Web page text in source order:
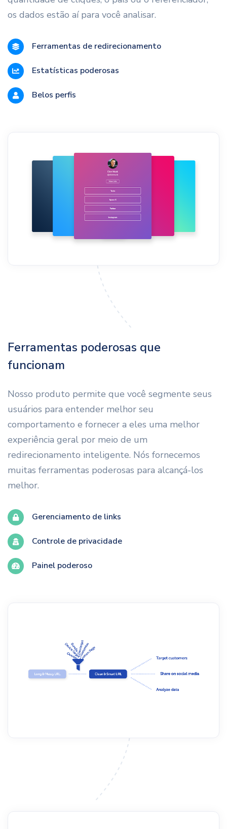
os dados estão aí para você analisar.
Ferramentas de redirecionamento
Estatísticas poderosas
Belos perfis
Ferramentas poderosas que
funcionam
Nosso produto permite que você segmente seus
usuários para entender melhor seu
comportamento e fornecer a eles uma melhor
experiência geral por meio de um
redirecionamento inteligente. Nós fornecemos
muitas ferramentas poderosas para alcançá-los
melhor.
Gerenciamento de links
Controle de privacidade
Painel poderoso